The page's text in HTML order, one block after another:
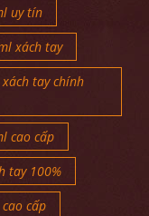
uy tín
xách tay
tay chính
cao cấp
tay 100%
cấp